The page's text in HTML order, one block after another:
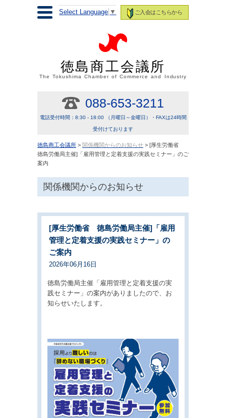
ご入会はこちらから
Select Language ▼
徳島商工会議所
The Tokushima Chamber of Commerce and Industry
088-653-3211
電話受付時間：8:30 - 18:00 （月曜日～金曜日）・FAXは24時間
受付けております
徳島商工会議所 > 関係機関からのお知らせ > [厚生労働省
徳島労働局主催]「雇用管理と定着支援の実践セミナー」のご
案内
関係機関からのお知らせ
[厚生労働省 徳島労働局主催]「雇用
管理と定着支援の実践セミナー」の
ご案内
2026年06月16日
徳島労働局主催「雇用管理と定着支援の実
践セミナー」の案内がありましたので、お
知らせいたします。